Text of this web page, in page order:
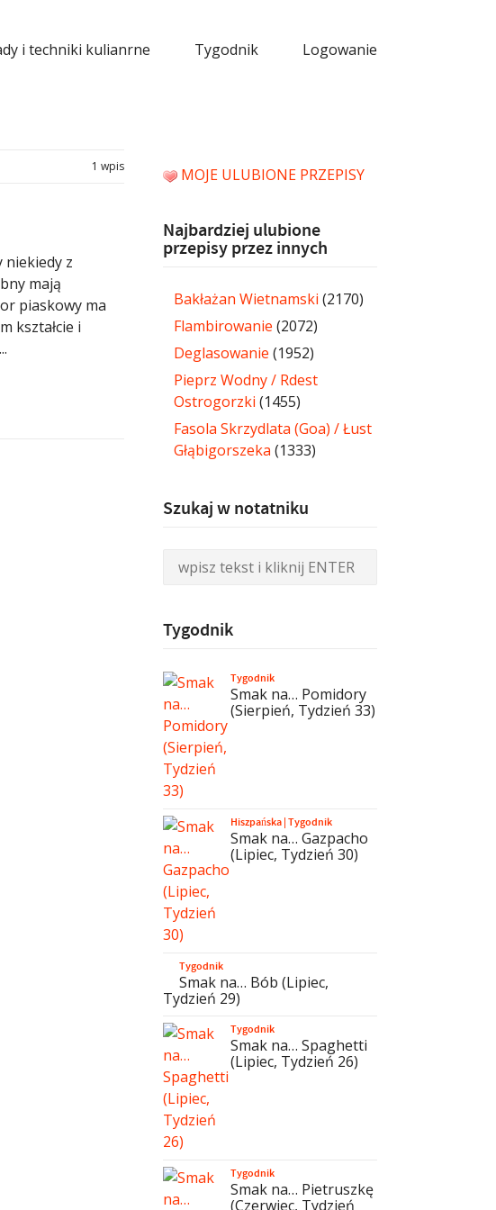
i techniki kulianrne Tygodnik Logowanie
1 wpis
niekiedy z
mają
piaskowy ma
kształcie i
MOJE ULUBIONE PRZEPISY
Najbardziej ulubione
przepisy przez innych
Bakłażan Wietnamski (2170)
Flambirowanie (2072)
Deglasowanie (1952)
Pieprz Wodny / Rdest
Ostrogorzki (1455)
Fasola Skrzydlata (Goa) / Łust
Głąbigorszeka (1333)
Szukaj w notatniku
Tygodnik
Tygodnik
Smak na… Pomidory
(Sierpień, Tydzień 33)
Hiszpańska|Tygodnik
Smak na… Gazpacho
(Lipiec, Tydzień 30)
Tygodnik
Smak na… Bób (Lipiec,
Tydzień 29)
Tygodnik
Smak na… Spaghetti
(Lipiec, Tydzień 26)
Tygodnik
Smak na… Pietruszkę
(Czerwiec, Tydzień